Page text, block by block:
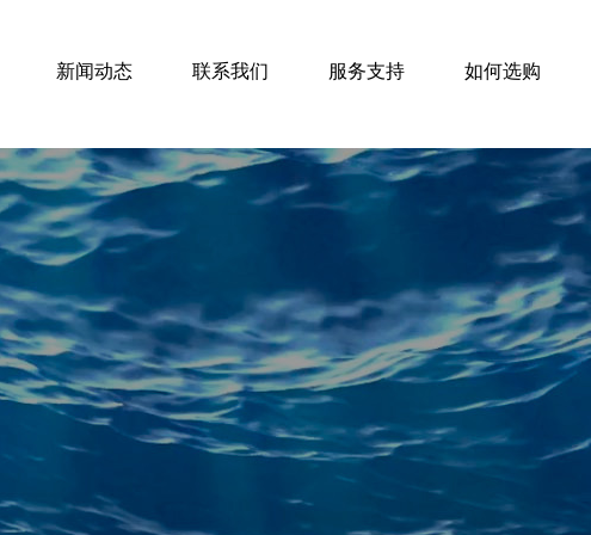
新闻动态 联系我们 服务支持 如何选购